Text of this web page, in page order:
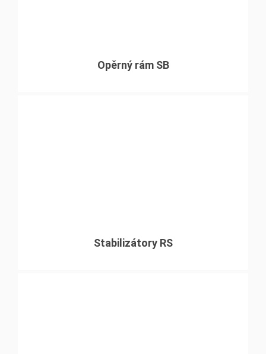
Opěrný rám SB
Stabilizátory RS